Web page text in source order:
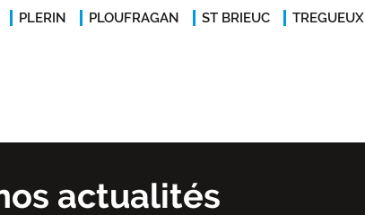
PLERIN PLOUFRAGAN ST BRIEUC TREGUEUX
actualités